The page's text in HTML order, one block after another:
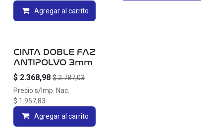
Agregar al carrito
CINTA DOBLE FAZ
ANTIPOLVO 3mm
$ 2.368,98 $2.787,03
Precio s/Imp. Nac.
$ 1.957,83
Agregar al carrito